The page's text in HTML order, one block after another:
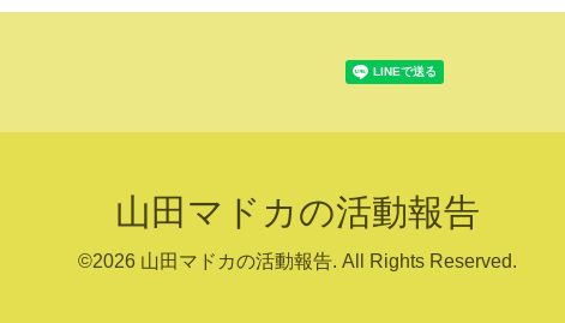
山田マドカの活動報告
©2026 山田マドカの活動報告. All Rights Reserved.